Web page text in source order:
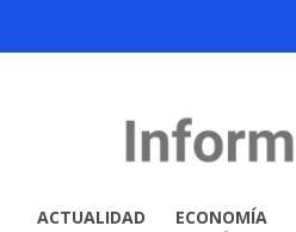
ACTUALIDAD ECONOMÍA